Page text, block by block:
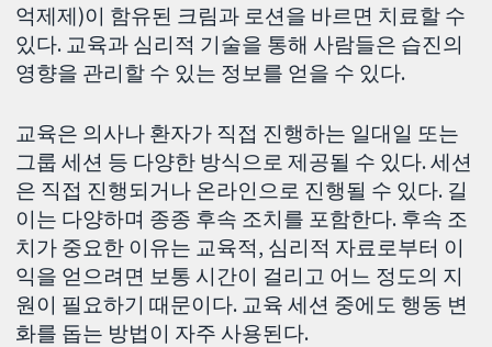
억제제)이 함유된 크림과 로션을 바르면 치료할 수
있다. 교육과 심리적 기술을 통해 사람들은 습진의
영향을 관리할 수 있는 정보를 얻을 수 있다.
교육은 의사나 환자가 직접 진행하는 일대일 또는
그룹 세션 등 다양한 방식으로 제공될 수 있다. 세션
은 직접 진행되거나 온라인으로 진행될 수 있다. 길
이는 다양하며 종종 후속 조치를 포함한다. 후속 조
치가 중요한 이유는 교육적, 심리적 자료로부터 이
익을 얻으려면 보통 시간이 걸리고 어느 정도의 지
원이 필요하기 때문이다. 교육 세션 중에도 행동 변
화를 돕는 방법이 자주 사용된다.